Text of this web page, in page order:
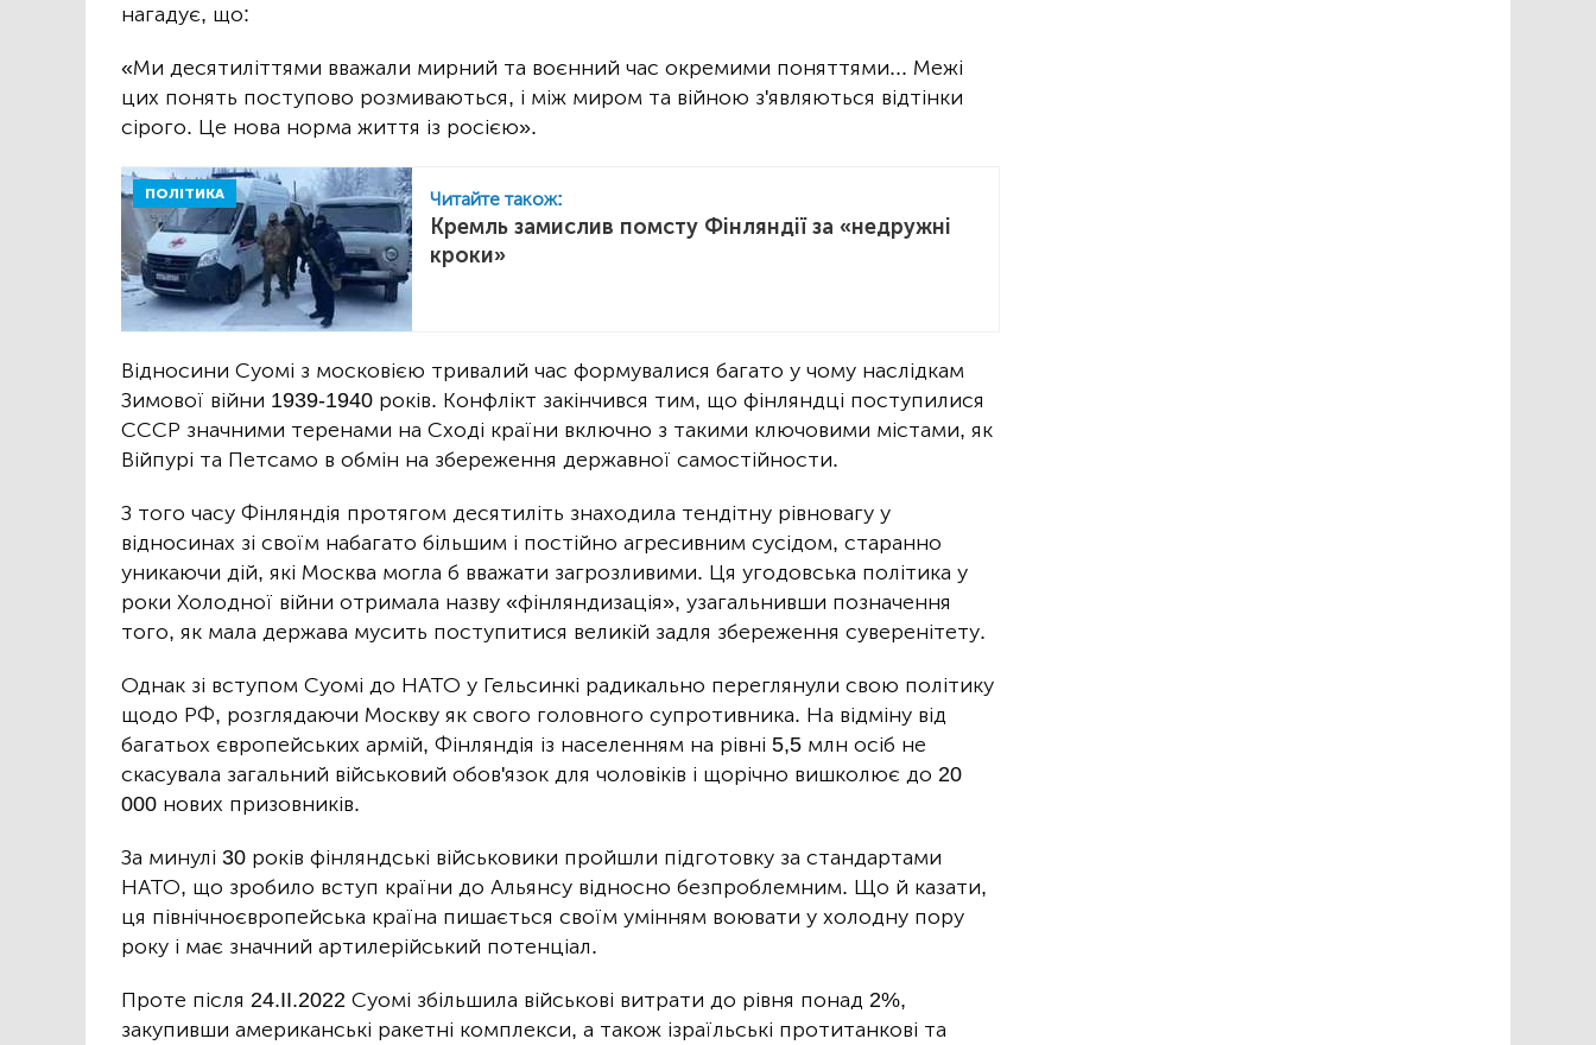
нагадує, що:
«Ми десятиліттями вважали мирний та воєнний час окремими поняттями... Межі
цих понять поступово розмиваються, і між миром та війною з'являються відтінки
сірого. Це нова норма життя із росією».
ПОЛІТИКА Читайте також:
Кремль замислив помсту Фінляндії за «недружні
кроки»
Відносини Суомі з московією тривалий час формувалися багато у чому наслідкам
Зимової війни 1939-1940 років. Конфлікт закінчився тим, що фінляндці поступилися
СССР значними теренами на Сході країни включно з такими ключовими містами, як
Війпурі та Петсамо в обмін на збереження державної самостійности.
З того часу Фінляндія протягом десятиліть знаходила тендітну рівновагу у
відносинах зі своїм набагато більшим і постійно агресивним сусідом, старанно
уникаючи дій, які Москва могла б вважати загрозливими. Ця угодовська політика у
роки Холодної війни отримала назву «фінляндизація», узагальнивши позначення
того, як мала держава мусить поступитися великій задля збереження суверенітету.
Однак зі вступом Суомі до НАТО у Гельсинкі радикально переглянули свою політику
щодо РФ, розглядаючи Москву як свого головного супротивника. На відміну від
багатьох європейських армій, Фінляндія із населенням на рівні 5,5 млн осіб не
скасувала загальний військовий обов'язок для чоловіків і щорічно вишколює до 20
000 нових призовників.
За минулі 30 років фінляндські військовики пройшли підготовку за стандартами
НАТО, що зробило вступ країни до Альянсу відносно безпроблемним. Що й казати,
ця північноєвропейська країна пишається своїм умінням воювати у холодну пору
року і має значний артилерійський потенціал.
Проте після 24.II.2022 Суомі збільшила військові витрати до рівня понад 2%,
закупивши американські ракетні комплекси, а також ізраїльські протитанкові та